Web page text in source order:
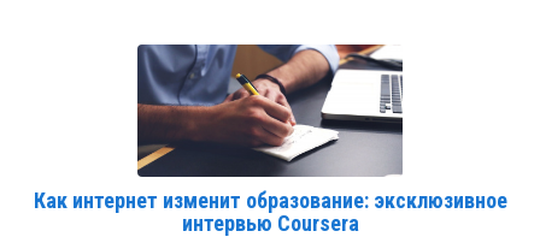
Как интернет изменит образование: эксклюзивное
интервью Coursera